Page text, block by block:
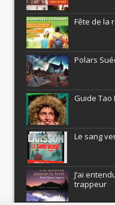
Fête de la
Polars
Guide Tao
Le sang
J’ai
trappeur